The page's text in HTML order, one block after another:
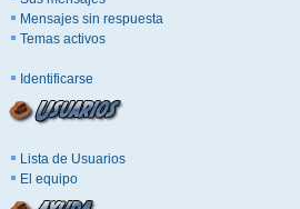
Mensajes sin respuesta
Temas activos
Identificarse
Lista de Usuarios
El equipo